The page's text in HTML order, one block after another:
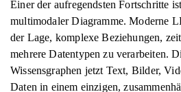
Einer der aufregendsten Fortschritte
multimodaler Diagramme. Moderne
der Lage, komplexe Beziehungen,
mehrere Datentypen zu verarbeiten.
Wissensgraphen jetzt Text, Bilder,
Daten in einem einzigen,